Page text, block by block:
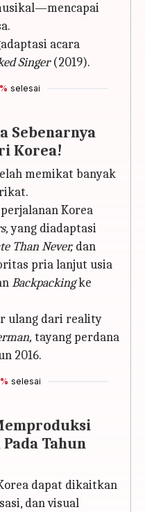
acara
Singer(2019).
selesai
Sebenarnya
Korea!
memikat banyak
Korea
yang diadaptasi
Than Never, dan
pria lanjut usia
Backpackingke
ulang dari reality
tayang perdana
2016.
selesai
Tahun
dapat dikaitkan
dan visual